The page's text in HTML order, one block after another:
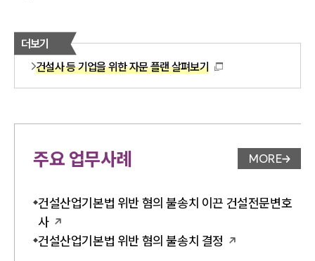
더보기
건설사 등 기업을 위한 자문 플랜 살펴보기
주요 업무사례 업무사례
MORE
건설산업기본법 위반 혐의 불송치 이끈 건설전문변호
사
건설산업기본법 위반 혐의 불송치 결정